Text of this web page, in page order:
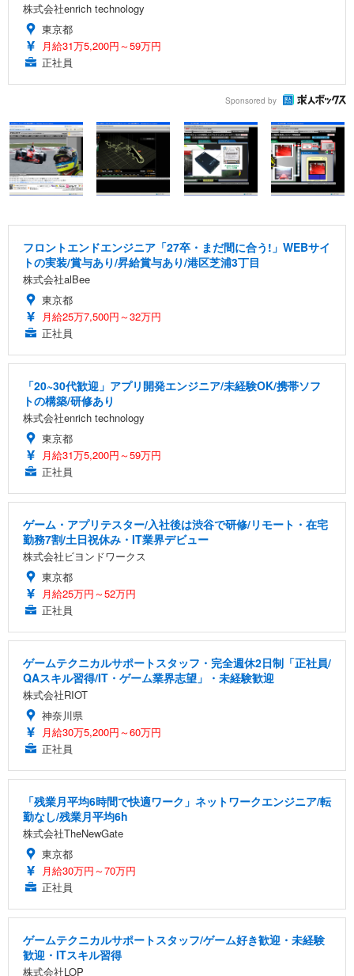
株式会社enrich technology
東京都
月給31万5,200円～59万円
正社員
Sponsored by
フロントエンドエンジニア「27卒・まだ間に合う!」WEBサイ
トの実装/賞与あり/昇給賞与あり/港区芝浦3丁目
株式会社alBee
東京都
月給25万7,500円～32万円
正社員
「20~30代歓迎」アプリ開発エンジニア/未経験OK/携帯ソフ
トの構築/研修あり
株式会社enrich technology
東京都
月給31万5,200円～59万円
正社員
ゲーム・アプリテスター/入社後は渋谷で研修/リモート・在宅
勤務7割/土日祝休み・IT業界デビュー
株式会社ビヨンドワークス
東京都
月給25万円～52万円
正社員
ゲームテクニカルサポートスタッフ・完全週休2日制「正社員/
QAスキル習得/IT・ゲーム業界志望」・未経験歓迎
株式会社RIOT
神奈川県
月給30万5,200円～60万円
正社員
「残業月平均6時間で快適ワーク」ネットワークエンジニア/転
勤なし/残業月平均6h
株式会社TheNewGate
東京都
月給30万円～70万円
正社員
ゲームテクニカルサポートスタッフ/ゲーム好き歓迎・未経験
歓迎・ITスキル習得
株式会社LOP